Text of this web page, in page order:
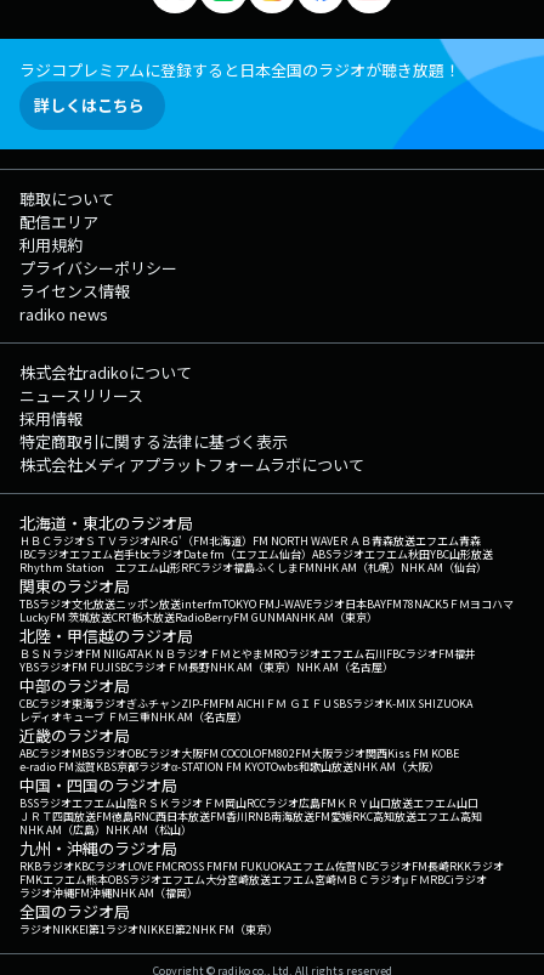
ラジコプレミアムに登録すると日本全国のラジオが聴き放題！
詳しくはこちら
聴取について
配信エリア
利用規約
プライバシーポリシー
ライセンス情報
radiko news
株式会社radikoについて
ニュースリリース
採用情報
特定商取引に関する法律に基づく表示
株式会社メディアプラットフォームラボについて
北海道・東北のラジオ局
ＨＢＣラジオＳＴＶラジオAIR-G'（FM北海道） FM NORTH WAVEＲＡＢ青森放送エフエム青森
IBCラジオエフエム岩手tbcラジオDate fm（エフエム仙台） ABSラジオエフエム秋田YBC山形放送
Rhythm Station エフエム山形RFCラジオ福島ふくしまFMNHK AM（札幌） NHK AM（仙台）
関東のラジオ局
TBSラジオ文化放送ニッポン放送interfmTOKYO FMJ-WAVEラジオ日本BAYFM78NACK5 ＦＭヨコハマ
LuckyFM 茨城放送CRT栃木放送RadioBerryFM GUNMANHK AM（東京）
北陸・甲信越のラジオ局
ＢＳＮラジオFM NIIGATAＫＮＢラジオ ＦＭとやまMROラジオエフエム石川FBCラジオFM福井
YBSラジオFM FUJISBCラジオ ＦＭ長野NHK AM（東京） NHK AM（名古屋）
中部のラジオ局
CBCラジオ東海ラジオぎふチャンZIP-FMFM AICHI ＦＭ ＧＩＦＵ SBSラジオK-MIX SHIZUOKA
レディオキューブ ＦＭ三重NHK AM（名古屋）
近畿のラジオ局
ABCラジオMBSラジオOBCラジオ大阪FM COCOLOFM802FM大阪ラジオ関西Kiss FM KOBE
e-radio FM滋賀KBS京都ラジオα-STATION FM KYOTOwbs和歌山放送NHK AM（大阪）
中国・四国のラジオ局
BSSラジオエフエム山陰ＲＳＫラジオ ＦＭ岡山RCCラジオ広島FM ＫＲＹ山口放送エフエム山口
ＪＲＴ四国放送FM徳島RNC西日本放送FM香川RNB南海放送FM愛媛RKC高知放送エフエム高知
NHK AM（広島） NHK AM（松山）
九州・沖縄のラジオ局
RKBラジオKBCラジオLOVE FMCROSS FMFM FUKUOKAエフエム佐賀NBCラジオFM長崎RKKラジオ
FMKエフエム熊本OBSラジオエフエム大分宮崎放送エフエム宮崎ＭＢＣラジオμＦＭRBCiラジオ
ラジオ沖縄FM沖縄NHK AM（福岡）
全国のラジオ局
ラジオNIKKEI第1ラジオNIKKEI第2NHK FM（東京）
Copyright © radiko co., Ltd. All rights reserved